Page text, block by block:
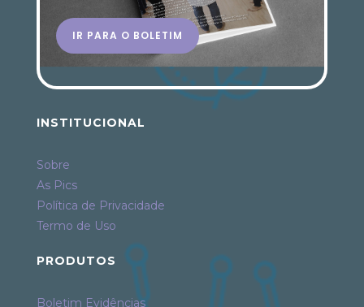
IR PARA O BOLETIM
INSTITUCIONAL
Sobre
As Pics
Política de Privacidade
Termo de Uso
PRODUTOS
Boletim Evidências